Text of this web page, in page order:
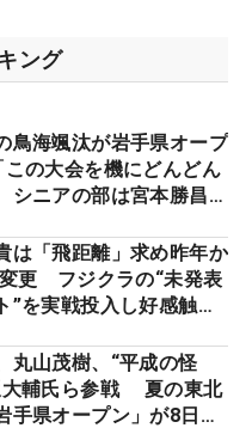
ング
鳥海颯汰が岩手県オープ
この大会を機にどんどん
ニアの部は宮本勝昌が
は「飛距離」求め昨年か
更 フジクラの“未発表
”を実戦投入し好感触
ネタ！】
丸山茂樹、“平成の怪
大輔氏ら参戦 夏の東北
手県オープン」が8日開